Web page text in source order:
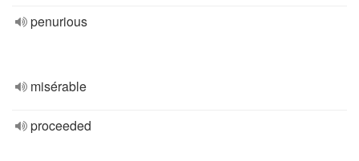
penurious
misérable
proceeded